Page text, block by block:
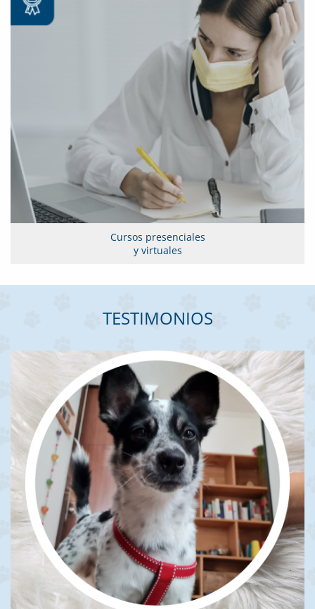
Cursos presenciales
y virtuales
TESTIMONIOS